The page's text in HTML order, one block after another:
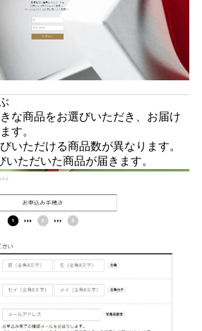
な商品をお選びいただき、お届け
す。
いただける商品数が異なります。
ただいた商品が届きます。